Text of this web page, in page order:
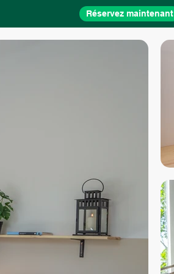
Réservez maintenant